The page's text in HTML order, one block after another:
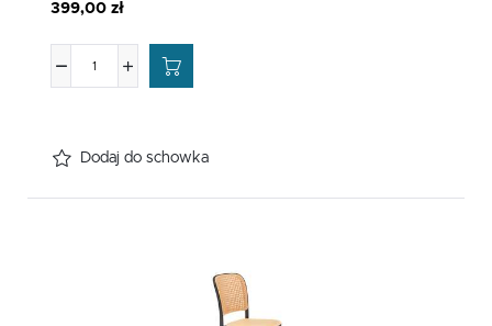
399,00 zł
Dodaj do schowka